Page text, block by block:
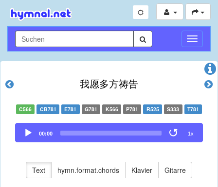
我愿多方祷告
C566 CB781 E781 G781 K566 P781 R525 S333 T781
Audio
Player
00:00 1x
Text hymn.format.chords Klavier Gitarre